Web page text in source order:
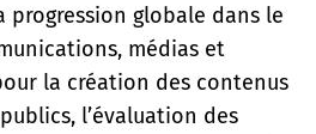
progression globale dans le
médias et
la création des contenus
l’évaluation des